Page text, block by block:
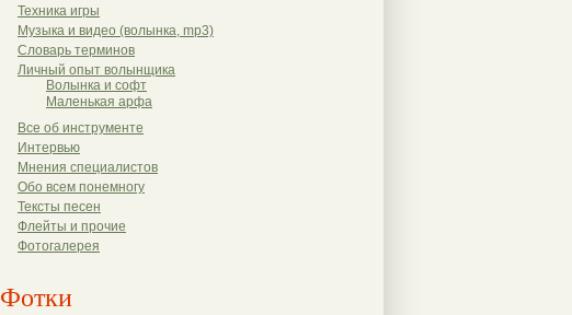
Техника игры
Музыка и видео (волынка, mp3)
Словарь терминов
Личный опыт волынщика
Волынка и софт
Маленькая арфа
Все об инструменте
Интервью
Мнения специалистов
Обо всем понемногу
Тексты песен
Флейты и прочие
Фотогалерея
Фотки